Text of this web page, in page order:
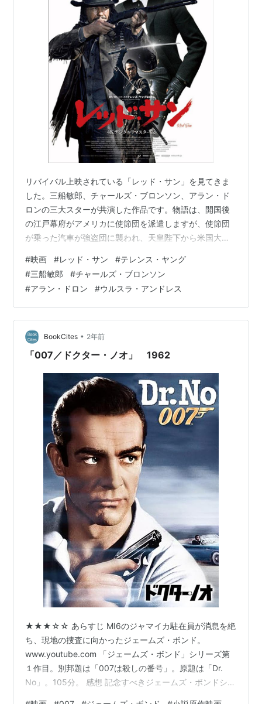
リバイバル上映されている「レッド・サン」を見てきま
した。三船敏郎、チャールズ・ブロンソン、アラン・ド
ロンの三大スターが共演した作品です。物語は、開国後
の江戸幕府がアメリカに使節団を派遣しますが、使節団
が乗った汽車が強盗団に襲われ、天皇陛下から米国大統
しまいます。使節団の一員が三船敏郎、強盗団の首領が
チャールズ・ブロンソン、その相棒がアラン・ドロンで
すが、アラン・ドロンはチャールズ・ブロンソンを裏切
り、金と日本刀を奪って逃げてしまいます。というわけ
で金と日本刀を奪い返すため、アメリカの西部を舞台
に、サムライ姿の三船敏郎と西部劇姿のチャールズ・ブ
ロ…
#映画 #レッド・サン #テレンス・ヤング
#三船敏郎 #チャールズ・ブロンソン
#アラン・ドロン #ウルスラ・アンドレス
BookCites • 2年前
「007／ドクター・ノオ」 1962
★★★☆☆ あらすじ MI6のジャマイカ駐在員が消息を絶
ち、現地の捜査に向かったジェームズ・ボンド。
www.youtube.com 「ジェームズ・ボンド」シリーズ第
１作目。別邦題は「007は殺しの番号」。原題は「Dr.
No」。105分。 感想 記念すべきジェームズ・ボンドシリ